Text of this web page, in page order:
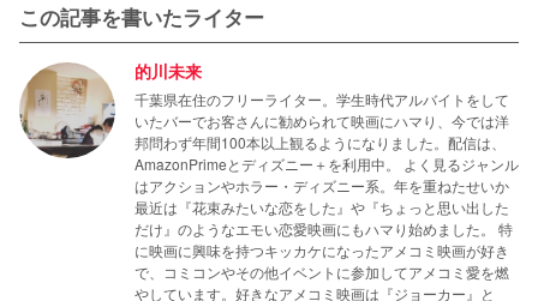
この記事を書いたライター
的川未来
千葉県在住のフリーライター。学生時代アルバイトをして
いたバーでお客さんに勧められて映画にハマり、今では洋
邦問わず年間100本以上観るようになりました。配信は、
AmazonPrimeとディズニー＋を利用中。 よく見るジャンル
はアクションやホラー・ディズニー系。年を重ねたせいか
最近は『花束みたいな恋をした』や『ちょっと思い出した
だけ』のようなエモい恋愛映画にもハマり始めました。 特
に映画に興味を持つキッカケになったアメコミ映画が好き
で、コミコンやその他イベントに参加してアメコミ愛を燃
やしています。好きなアメコミ映画は『ジョーカー』と